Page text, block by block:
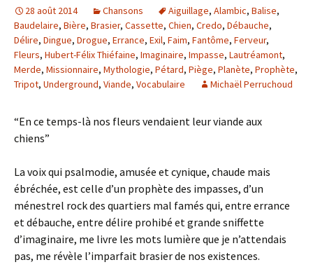
28 août 2014 Chansons Aiguillage, Alambic, Balise,
Baudelaire, Bière, Brasier, Cassette, Chien, Credo, Débauche,
Délire, Dingue, Drogue, Errance, Exil, Faim, Fantôme, Ferveur,
Fleurs, Hubert-Félix Thiéfaine, Imaginaire, Impasse, Lautréamont,
Merde, Missionnaire, Mythologie, Pétard, Piège, Planète, Prophète,
Tripot, Underground, Viande, Vocabulaire Michaël Perruchoud
“En ce temps-là nos fleurs vendaient leur viande aux
chiens”
La voix qui psalmodie, amusée et cynique, chaude mais
ébréchée, est celle d’un prophète des impasses, d’un
ménestrel rock des quartiers mal famés qui, entre errance
et débauche, entre délire prohibé et grande sniffette
d’imaginaire, me livre les mots lumière que je n’attendais
pas, me révèle l’imparfait brasier de nos existences.